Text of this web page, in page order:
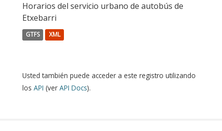
Horarios del servicio urbano de autobús de
Etxebarri
GTFS XML
Usted también puede acceder a este registro utilizando
los API (ver API Docs).